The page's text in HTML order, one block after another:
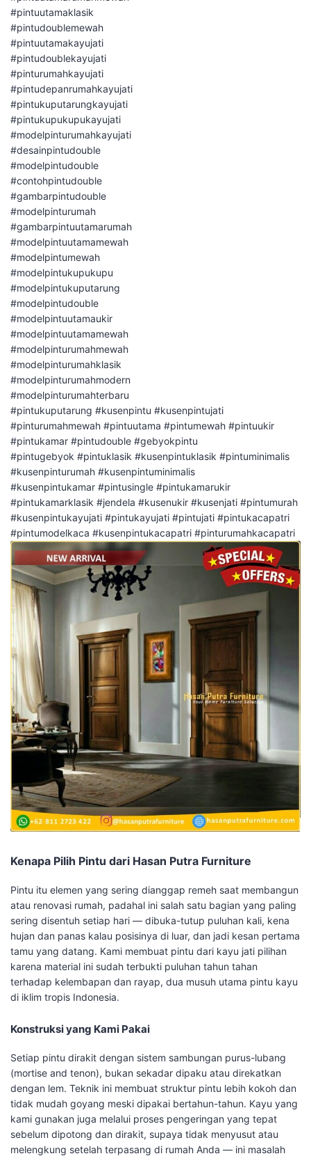
#pintuutamaklasik
#pintudoublemewah
#pintuutamakayujati
#pintudoublekayujati
#pinturumahkayujati
#pintudepanrumahkayujati
#pintukuputarungkayujati
#pintukupukupukayujati
#modelpinturumahkayujati
#desainpintudouble
#modelpintudouble
#contohpintudouble
#gambarpintudouble
#modelpinturumah
#gambarpintuutamarumah
#modelpintuutamamewah
#modelpintumewah
#modelpintukupukupu
#modelpintukuputarung
#modelpintudouble
#modelpintuutamaukir
#modelpintuutamamewah
#modelpinturumahmewah
#modelpinturumahklasik
#modelpinturumahmodern
#modelpinturumahterbaru
#pintukuputarung #kusenpintu #kusenpintujati
#pinturumahmewah #pintuutama #pintumewah #pintuukir
#pintukamar #pintudouble #gebyokpintu
#pintugebyok #pintuklasik #kusenpintuklasik #pintuminimalis
#kusenpinturumah #kusenpintuminimalis
#kusenpintukamar #pintusingle #pintukamarukir
#pintukamarklasik #jendela #kusenukir #kusenjati #pintumurah
#kusenpintukayujati #pintukayujati #pintujati #pintukacapatri
#pintumodelkaca #kusenpintukacapatri #pinturumahkacapatri
Kenapa Pilih Pintu dari Hasan Putra Furniture
Pintu itu elemen yang sering dianggap remeh saat membangun
atau renovasi rumah, padahal ini salah satu bagian yang paling
sering disentuh setiap hari — dibuka-tutup puluhan kali, kena
hujan dan panas kalau posisinya di luar, dan jadi kesan pertama
tamu yang datang. Kami membuat pintu dari kayu jati pilihan
karena material ini sudah terbukti puluhan tahun tahan
terhadap kelembapan dan rayap, dua musuh utama pintu kayu
di iklim tropis Indonesia.
Konstruksi yang Kami Pakai
Setiap pintu dirakit dengan sistem sambungan purus-lubang
(mortise and tenon), bukan sekadar dipaku atau direkatkan
dengan lem. Teknik ini membuat struktur pintu lebih kokoh dan
tidak mudah goyang meski dipakai bertahun-tahun. Kayu yang
kami gunakan juga melalui proses pengeringan yang tepat
sebelum dipotong dan dirakit, supaya tidak menyusut atau
melengkung setelah terpasang di rumah Anda — ini masalah